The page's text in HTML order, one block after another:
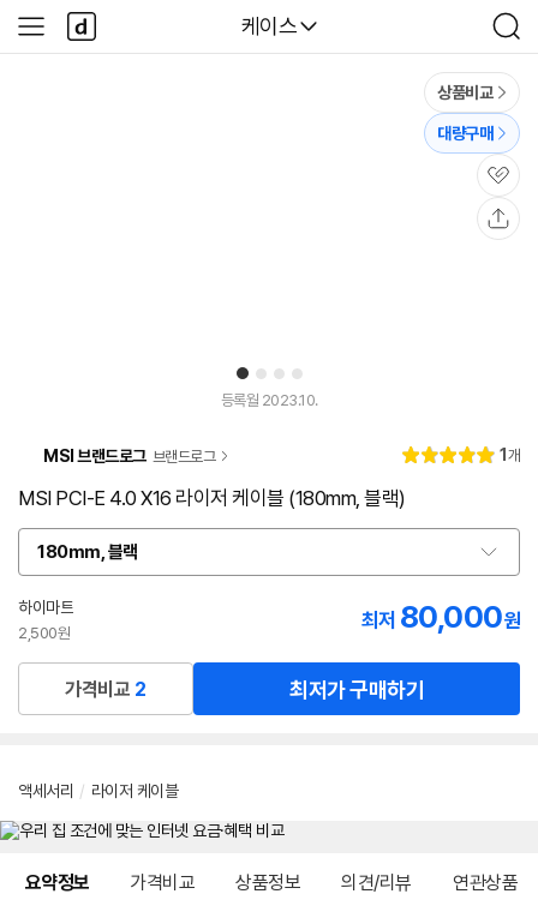
다나와
케이스
검
색
사
이
다
나
와
1 2 3 4
상품비교
대량구매
관
심
등록월 2023.10.
MSI 브랜드로그 브랜드로그
별
5.
리
1개
MSI PCI-E 4.0 X16 라이저 케이블 (180mm, 블랙)
180mm, 블랙
옵
션
선
택
하이마트
2,500원
최저 80,000원
가격비교 2 최저가 구매하기
액세서리 / 라이저 케이블
요약정보 가격비교 상품정보 의견/리뷰 연관상품